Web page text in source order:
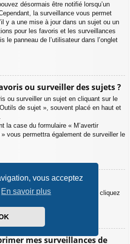
vous acceptez
En savoir plus
désormais être notifié lorsqu’un
la surveillance vous permet
y a une mise à jour dans un sujet ou un
pour les favoris et les surveillances
le panneau de l’utilisateur dans l’onglet
ou surveiller des sujets ?
ou surveiller un sujet en cliquant sur le
de sujet », souvent placé en haut et
la case du formulaire « M’avertir
vous permettra également de surveiller le
forums ?
une fois entré sur celui-ci, cliquez
mes surveillances de